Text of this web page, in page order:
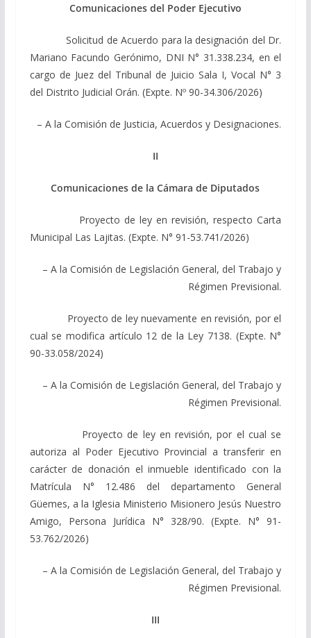
Comunicaciones del Poder Ejecutivo
Solicitud de Acuerdo para la designación del Dr.
Mariano Facundo Gerónimo, DNI N° 31.338.234, en el
cargo de Juez del Tribunal de Juicio Sala I, Vocal N° 3
del Distrito Judicial Orán. (Expte. Nº 90-34.306/2026)
– A la Comisión de Justicia, Acuerdos y Designaciones.
II
Comunicaciones de la Cámara de Diputados
Proyecto de ley en revisión, respecto Carta
Municipal Las Lajitas. (Expte. N° 91-53.741/2026)
– A la Comisión de Legislación General, del Trabajo y
Régimen Previsional.
Proyecto de ley nuevamente en revisión, por el
cual se modifica artículo 12 de la Ley 7138. (Expte. N°
90-33.058/2024)
– A la Comisión de Legislación General, del Trabajo y
Régimen Previsional.
Proyecto de ley en revisión, por el cual se
autoriza al Poder Ejecutivo Provincial a transferir en
carácter de donación el inmueble identificado con la
Matrícula N° 12.486 del departamento General
Güemes, a la Iglesia Ministerio Misionero Jesús Nuestro
Amigo, Persona Jurídica N° 328/90. (Expte. N° 91-
53.762/2026)
– A la Comisión de Legislación General, del Trabajo y
Régimen Previsional.
III